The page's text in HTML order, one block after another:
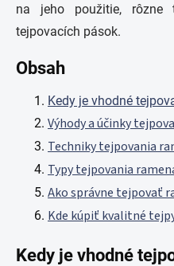
na jeho použitie, rôzne
tejpovacích pások.
Obsah
Kedy je vhodné
Výhody a účinky
Techniky tejpovania
Typy tejpovania
Ako správne tejpovať
Kde kúpiť kvalitné
Kedy je vhodné